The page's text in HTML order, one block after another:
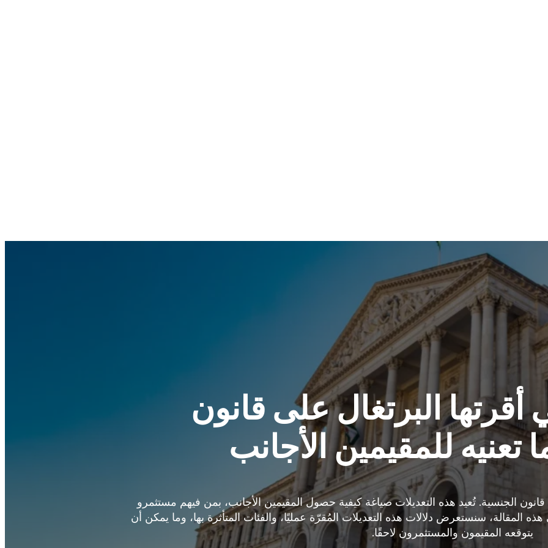
أقرتها البرتغال على قانون
تعنيه للمقيمين الأجانب
قانون الجنسية. تُعيد هذه التعديلات صياغة كيفية حصول المقيمين الأجانب، بمن فيهم مستثمرو
هذه المقالة، سنستعرض دلالات هذه التعديلات المُقرّة عمليًا، والفئات المتأثرة بها، وما يمكن أن
يتوقعه المقيمون والمستثمرون لاحقًا.